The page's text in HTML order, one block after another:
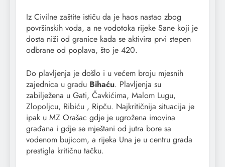
Iz Civilne zaštite ističu da je haos nastao zbog
površinskih voda, a ne vodotoka rijeke Sane koji je
dosta niži od granice kada se aktivira prvi stepen
odbrane od poplava, što je 420.
Do plavljenja je došlo i u većem broju mjesnih
zajednica u gradu Bihaću. Plavljenja su
zabilježena u Gati, Čavkićima, Malom Lugu,
Zlopoljcu, Ribiću , Ripču. Najkritičnija situacija je
ipak u MZ Orašac gdje je ugrožena imovina
građana i gdje se mještani od jutra bore sa
vodenom bujicom, a rijeka Una je u centru grada
prestigla kritičnu tačku.